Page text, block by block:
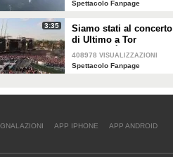
Spettacolo Fanpage
3:35
Siamo stati al concerto
di Ultimo a Tor
Vergata: "È il giorno
che aspettavo, questa è
408978 VISUALIZZAZIONI
Spettacolo Fanpage
APP IPHONE APP ANDROID